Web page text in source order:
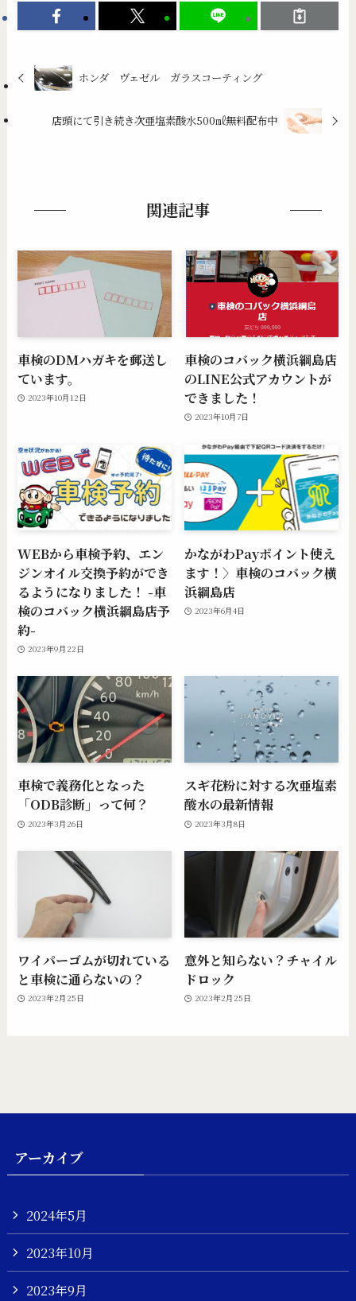
ホンダ ヴェゼル ガラスコーティング
店頭にて引き続き次亜塩素酸水500㎖無料配布中
関連記事
車検のDMハガキを郵送し
ています。
2023年10月12日
車検のコバック横浜綱島店
のLINE公式アカウントが
できました！
2023年10月7日
WEBから車検予約、エン
ジンオイル交換予約ができ
るようになりました！ -車
検のコバック横浜綱島店予
約-
2023年9月22日
かながわPayポイント使え
ます！〉車検のコバック横
浜綱島店
2023年6月4日
車検で義務化となった
「ODB診断」って何？
2023年3月26日
スギ花粉に対する次亜塩素
酸水の最新情報
2023年3月8日
ワイパーゴムが切れている
と車検に通らないの？
2023年2月25日
意外と知らない？チャイル
ドロック
2023年2月25日
アーカイブ
2024年5月
2023年10月
2023年9月